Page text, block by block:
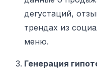
дегустаций,
трендах из
меню.
Генерация